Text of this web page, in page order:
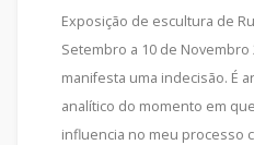
Exposição de escultura de
Setembro a 10 de Novembro
manifesta uma indecisão. É
analítico do momento em
influencia no meu processo